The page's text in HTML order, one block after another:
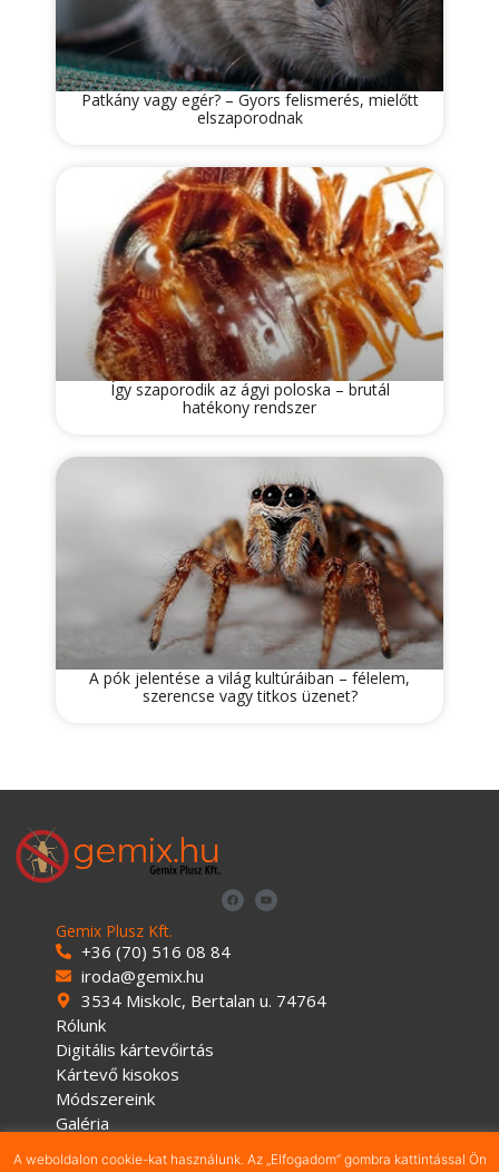
Patkány vagy egér? – Gyors felismerés, mielőtt
elszaporodnak
Így szaporodik az ágyi poloska – brutál
hatékony rendszer
A pók jelentése a világ kultúráiban – félelem,
szerencse vagy titkos üzenet?
Gemix Plusz Kft.
+36 (70) 516 08 84
iroda@gemix.hu
3534 Miskolc, Bertalan u. 74764
Rólunk
Digitális kártevőirtás
Kártevő kisokos
Módszereink
Galéria
A weboldalon cookie-kat használunk. Az „Elfogadom” gombra kattintással Ön